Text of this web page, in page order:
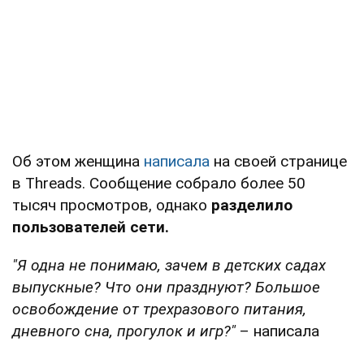
Об этом женщина написала на своей странице
в Threads. Сообщение собрало более 50
тысяч просмотров, однако разделило
пользователей сети.
"Я одна не понимаю, зачем в детских садах
выпускные? Что они празднуют? Большое
освобождение от трехразового питания,
дневного сна, прогулок и игр?" – написала